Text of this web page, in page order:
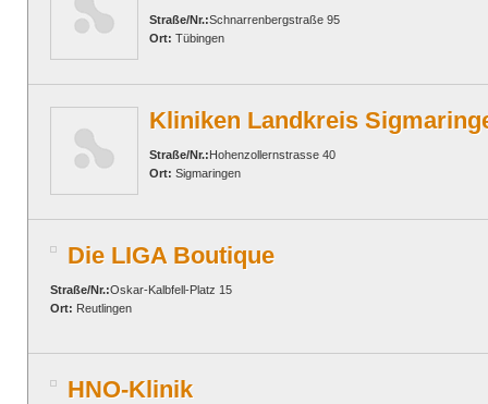
Straße/Nr.:Schnarrenbergstraße 95
Ort: Tübingen
Kliniken Landkreis
Straße/Nr.:Hohenzollernstrasse 40
Ort: Sigmaringen
Die LIGA Boutique
Straße/Nr.:Oskar-Kalbfell-Platz 15
Ort: Reutlingen
HNO-Klinik